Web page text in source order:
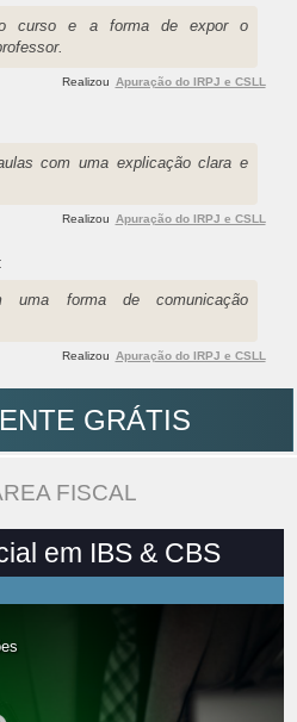
curso e a forma de expor o
Realizou Apuração do IRPJ e CSLL
com uma explicação clara e
Realizou Apuração do IRPJ e CSLL
:
uma forma de comunicação
Realizou Apuração do IRPJ e CSLL
GRÁTIS
FISCAL
em IBS & CBS